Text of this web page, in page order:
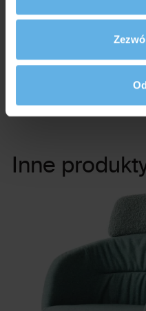
Swedish Automotive
Inne